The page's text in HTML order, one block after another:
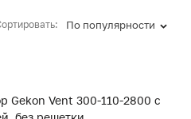
По популярности